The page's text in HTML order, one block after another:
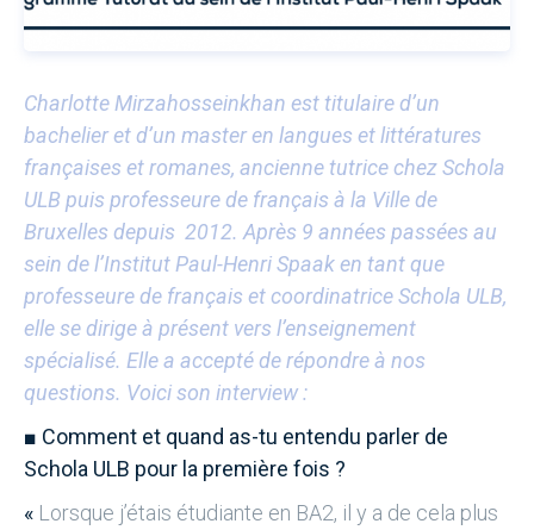
Charlotte Mirzahosseinkhan est titulaire d’un
bachelier et d’un master en langues et littératures
françaises et romanes, ancienne tutrice chez Schola
ULB puis professeure de français à la Ville de
Bruxelles depuis 2012. Après 9 années passées au
sein de l’Institut Paul-Henri Spaak en tant que
professeure de français et coordinatrice Schola ULB,
elle se dirige à présent vers l’enseignement
spécialisé. Elle a accepté de répondre à nos
questions. Voici son interview :
■ Comment et quand as-tu entendu parler de
Schola ULB pour la première fois ?
« Lorsque j’étais étudiante en BA2, il y a de cela plus